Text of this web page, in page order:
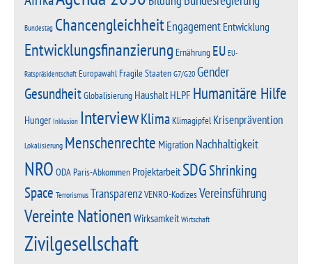
Bundestag ChancengleichheitEngagement Entwicklung
Entwicklungsfinanzierung Ernährung EU EU-
Ratspräsidentschaft EuropawahlFragile StaatenG7/G20Gender
GesundheitGlobalisierung HaushaltHLPF Humanitäre Hilfe
Hunger Inklusion InterviewKlimaKlimagipfel Krisenprävention
Lokalisierung Menschenrechte Migration Nachhaltigkeit
NRO ODAParis-Abkommen ProjektarbeitSDGShrinking
Space TerrorismusTransparenzVENRO-KodizesVereinsführung
Vereinte Nationen Wirksamkeit Wirtschaft
Zivilgesellschaft